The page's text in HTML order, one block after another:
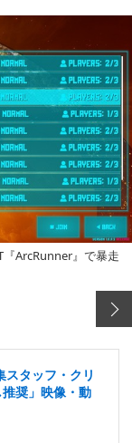
ArcRunner』で暴走
スタッフ・クリ
奨」映像・動